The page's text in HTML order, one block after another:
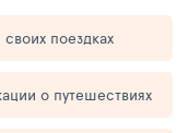
поездках
о путешествиях